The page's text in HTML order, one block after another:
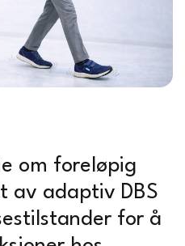
om foreløpig
av adaptiv DBS
for å